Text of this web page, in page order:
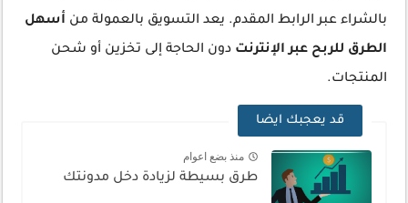
بالشراء عبر الرابط المقدم. يعد التسويق بالعمولة من أسهل
الطرق للربح عبر الإنترنت دون الحاجة إلى تخزين أو شحن
المنتجات.
قد يعجبك ايضا
منذ بضع اعوام
طرق بسيطة لزيادة دخل مدونتك